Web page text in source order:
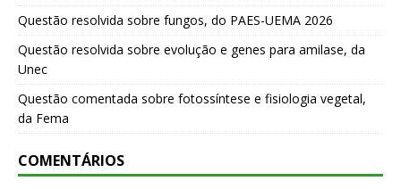
Questão resolvida sobre fungos, do PAES-UEMA 2026
Questão resolvida sobre evolução e genes para amilase, da
Unec
Questão comentada sobre fotossíntese e fisiologia vegetal,
da Fema
COMENTÁRIOS